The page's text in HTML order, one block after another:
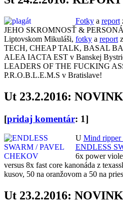
Fotkya report
JEHO SKROMNOSŤ &
Liptovskom Mikuláši, fotky a report
TECH, CHEAP TALK, BASAL
ALEA IACTA EST v Banskej
LEADERS OF THE FUCKING
P.R.O.B.L.E.M.S v Bratislave!
Ut 23.2.2016:
[pridaj komentár: 1]
U Mind ripper
ENDLESS
6x power
versus 8x fast core kanonáda z
kusov, 50 na oranžovom a 50 na
Ut 23.2.2016: